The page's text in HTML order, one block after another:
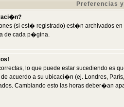
Preferencias
(si est� registrado) est�n archivados
de cada p�gina.
lo que puede estar sucediendo es
acuerdo a su ubicaci�n (ej. Londres,
Cambiando esto las horas deber�an